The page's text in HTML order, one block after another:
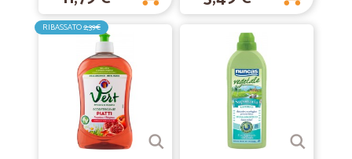
RIBASSATO2,39€